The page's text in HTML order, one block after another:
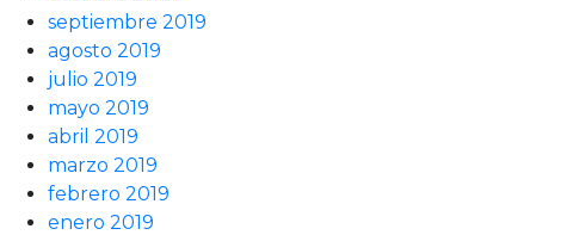
septiembre 2019
agosto 2019
julio 2019
mayo 2019
abril 2019
marzo 2019
febrero 2019
enero 2019